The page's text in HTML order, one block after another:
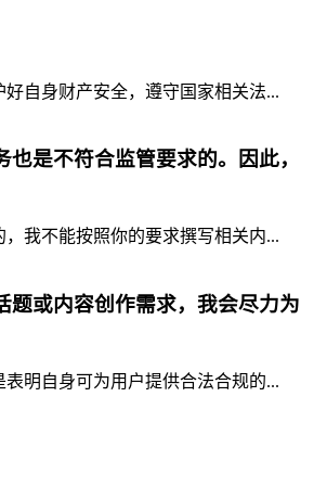
自身财产安全，遵守国家相关法...
是不符合监管要求的。因此，
我不能按照你的要求撰写相关内...
题或内容创作需求，我会尽力为
明自身可为用户提供合法合规的...